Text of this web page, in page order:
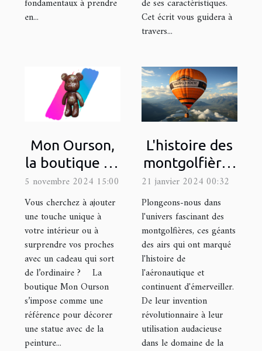
fondamentaux à prendre
en...
de ses caractéristiques.
Cet écrit vous guidera à
travers...
Mon Ourson,
la boutique en
ligne de
référence
pour décorer
une statue
avec de la
peinture !
5 novembre 2024 15:00
Vous cherchez à ajouter
une touche unique à
votre intérieur ou à
surprendre vos proches
avec un cadeau qui sort
de l’ordinaire ? La
boutique Mon Ourson
s’impose comme une
référence pour décorer
une statue avec de la
peinture...
L'histoire des
montgolfières
et leur
utilisation
moderne dans
la publicité
21 janvier 2024 00:32
Plongeons-nous dans
l'univers fascinant des
montgolfières, ces géants
des airs qui ont marqué
l'histoire de
l'aéronautique et
continuent d'émerveiller.
De leur invention
révolutionnaire à leur
utilisation audacieuse
dans le domaine de la